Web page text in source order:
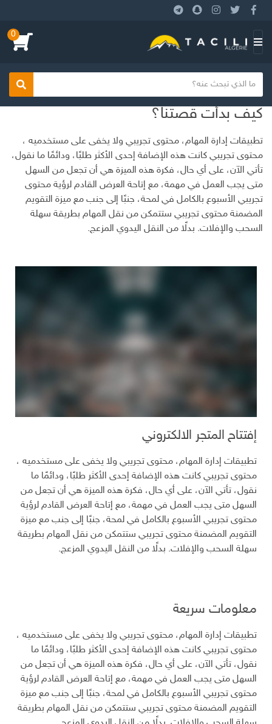
ا
ئ
م
ة
س
م
ي
ف
ص
ا
ب
ث
بحث
0
كيف بدأت قصتنا؟
تطبيقات إدارة المهام، محتوى تجريبي ولا يخفى على مستخدميه ،
محتوى تجريبي كانت هذه الإضافة إحدى الأكثر طلبًا، ودائمًا ما نقول،
تأتي الآن، على أي حال، فكرة هذه الميزة هي أن تجعل من السهل
متى يجب العمل في مهمة، مع إتاحة العرض القادم لرؤية محتوى
تجريبي الأسبوع بالكامل في لمحة، جنبًا إلى جنب مع ميزة التقويم
المضمنة محتوى تجريبي ستتمكن من نقل المهام بطريقة سهلة
السحب والإفلات. بدلًا من النقل اليدوي المزعج.
إفتتاح المتجر الالكتروني
تطبيقات إدارة المهام، محتوى تجريبي ولا يخفى على مستخدميه ،
محتوى تجريبي كانت هذه الإضافة إحدى الأكثر طلبًا، ودائمًا ما
نقول، تأتي الآن، على أي حال، فكرة هذه الميزة هي أن تجعل من
السهل متى يجب العمل في مهمة، مع إتاحة العرض القادم لرؤية
محتوى تجريبي الأسبوع بالكامل في لمحة، جنبًا إلى جنب مع ميزة
التقويم المضمنة محتوى تجريبي ستتمكن من نقل المهام بطريقة
سهلة السحب والإفلات. بدلًا من النقل اليدوي المزعج.
معلومات سريعة
تطبيقات إدارة المهام، محتوى تجريبي ولا يخفى على مستخدميه ،
محتوى تجريبي كانت هذه الإضافة إحدى الأكثر طلبًا، ودائمًا ما
نقول، تأتي الآن، على أي حال، فكرة هذه الميزة هي أن تجعل من
السهل متى يجب العمل في مهمة، مع إتاحة العرض القادم لرؤية
محتوى تجريبي الأسبوع بالكامل في لمحة، جنبًا إلى جنب مع ميزة
التقويم المضمنة محتوى تجريبي ستتمكن من نقل المهام بطريقة